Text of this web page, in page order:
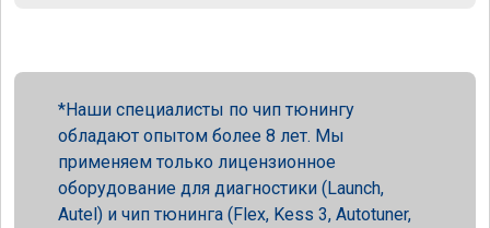
Наши специалисты по чип тюнингу
обладают опытом более 8 лет. Мы
применяем только лицензионное
оборудование для диагностики (Launch,
Autel) и чип тюнинга (Flex, Kess 3, Autotuner,